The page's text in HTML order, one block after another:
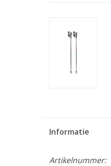
Informatie
Artikelnummer: